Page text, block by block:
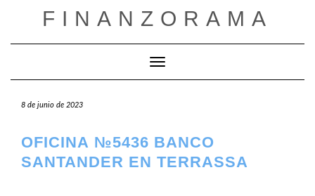
FINANZORAMA
Cambiar modo de navegación
8 de junio de 2023
OFICINA №5436 BANCO
SANTANDER EN TERRASSA